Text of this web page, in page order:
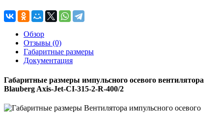
Обзор
Отзывы (0)
Габаритные размеры
Документация
Габаритные размеры импульсного осевого вентилятора
Blauberg Axis-Jet-CI-315-2-R-400/2